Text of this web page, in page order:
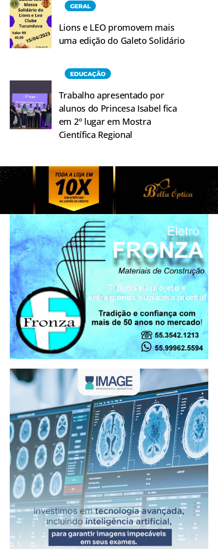
GERAL
Lions e LEO promovem mais
uma edição do Galeto Solidário
EDUCAÇÃO
Trabalho apresentado por
alunos do Princesa Isabel fica
em 2º lugar em Mostra
Científica Regional